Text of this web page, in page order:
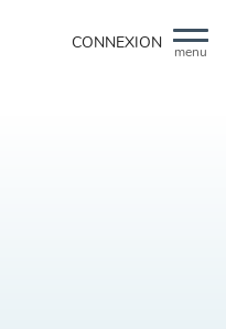
menu
CONNEXION